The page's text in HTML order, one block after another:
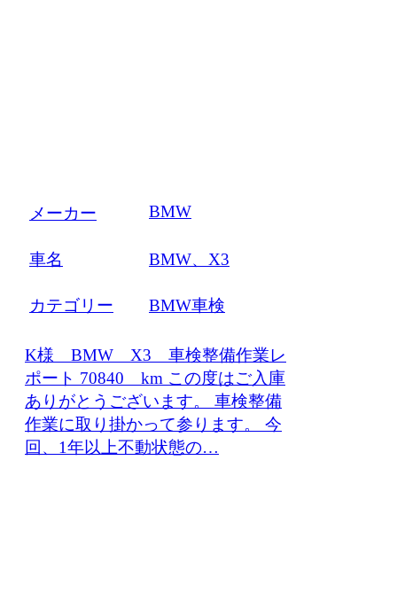
メーカー BMW
車名 BMW、X3
カテゴリー BMW車検
K様 BMW X3 車検整備作業レ
ポート 70840 km この度はご入庫
ありがとうございます。 車検整備
作業に取り掛かって参ります。 今
回、1年以上不動状態の…